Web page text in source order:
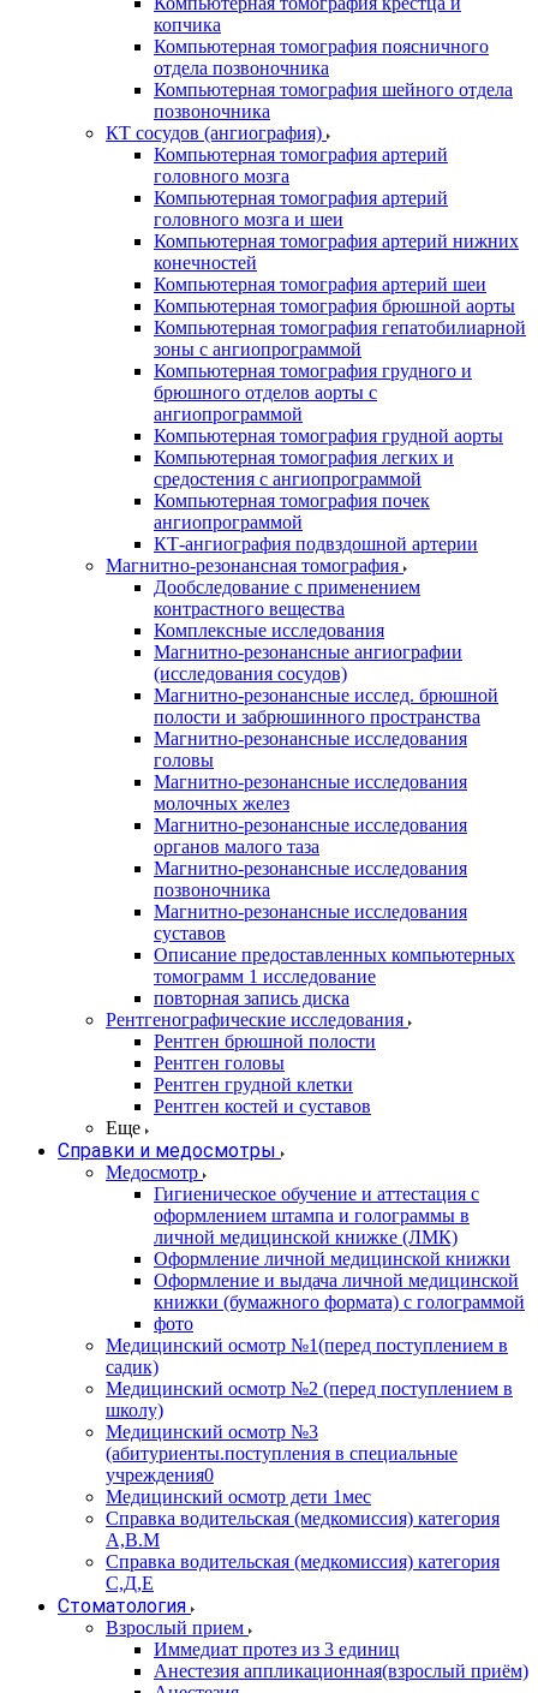
копчика
Компьютерная томография поясничного
отдела позвоночника
Компьютерная томография шейного отдела
позвоночника
КТ сосудов (ангиография)
Компьютерная томография артерий
головного мозга
Компьютерная томография артерий
головного мозга и шеи
Компьютерная томография артерий нижних
конечностей
Компьютерная томография артерий шеи
Компьютерная томография брюшной аорты
Компьютерная томография гепатобилиарной
зоны с ангиопрограммой
Компьютерная томография грудного и
брюшного отделов аорты с
ангиопрограммой
Компьютерная томография грудной аорты
Компьютерная томография легких и
средостения с ангиопрограммой
Компьютерная томография почек
ангиопрограммой
КТ-ангиография подвздошной артерии
Магнитно-резонансная томография
Дообследование с применением
контрастного вещества
Комплексные исследования
Магнитно-резонансные ангиографии
(исследования сосудов)
Магнитно-резонансные исслед. брюшной
полости и забрюшинного пространства
Магнитно-резонансные исследования
головы
Магнитно-резонансные исследования
молочных желез
Магнитно-резонансные исследования
органов малого таза
Магнитно-резонансные исследования
позвоночника
Магнитно-резонансные исследования
суставов
Описание предоставленных компьютерных
томограмм 1 исследование
повторная запись диска
Рентгенографические исследования
Рентген брюшной полости
Рентген головы
Рентген грудной клетки
Рентген костей и суставов
Еще
Справки и медосмотры
Медосмотр
Гигиеническое обучение и аттестация с
оформлением штампа и голограммы в
личной медицинской книжке (ЛМК)
Оформление личной медицинской книжки
Оформление и выдача личной медицинской
книжки (бумажного формата) с голограммой
фото
Медицинский осмотр №1(перед поступлением в
садик)
Медицинский осмотр №2 (перед поступлением в
школу)
Медицинский осмотр №3
(абитуриенты.поступления в специальные
учреждения0
Медицинский осмотр дети 1мес
Справка водительская (медкомиссия) категория
А,В.М
Справка водительская (медкомиссия) категория
С,Д,Е
Стоматология
Взрослый прием
Иммедиат протез из 3 единиц
Анестезия аппликационная(взрослый приём)